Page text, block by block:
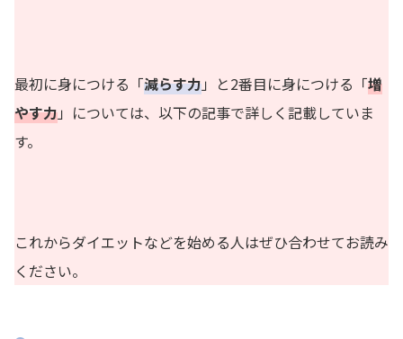
最初に身につける「減らす力」と2番目に身につける「増
やす力」については、以下の記事で詳しく記載していま
す。
これからダイエットなどを始める人はぜひ合わせてお読み
ください。